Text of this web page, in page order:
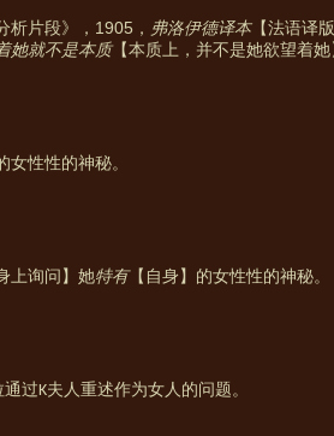
析片段》， 1905 ， 弗洛伊德译本【法语译
她就不是本质【本质上，并不是她欲望着她
女性性的神秘。
上询问】她特有【自身】的女性性的神秘。
通过K夫人重述作为女人的问题。